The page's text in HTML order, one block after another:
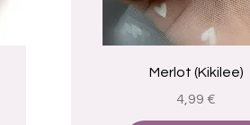
Aperçu rapide
Merlot (Kikilee)
Prix
4,99 €